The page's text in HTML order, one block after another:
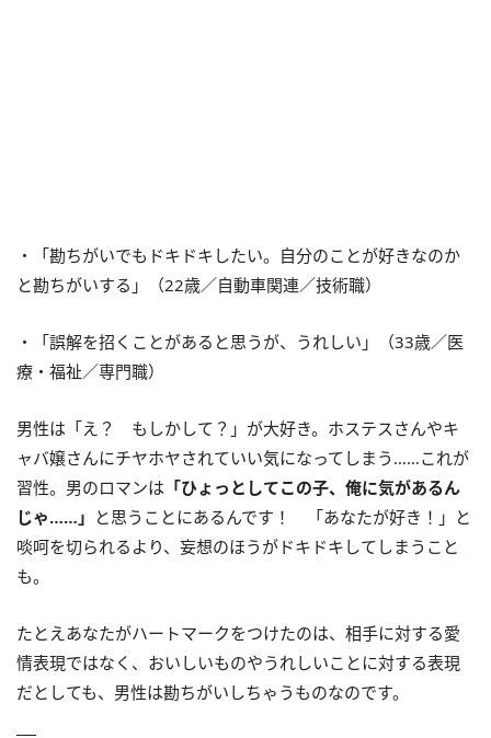
・「勘ちがいでもドキドキしたい。自分のことが好きなのか
と勘ちがいする」（22歳／自動車関連／技術職）
・「誤解を招くことがあると思うが、うれしい」（33歳／医
療・福祉／専門職）
男性は「え？ もしかして？」が大好き。ホステスさんやキ
ャバ嬢さんにチヤホヤされていい気になってしまう……これが
習性。男のロマンは 「ひょっとしてこの子、俺に気があるん
じゃ……」 と思うことにあるんです！ 「あなたが好き！」と
啖呵を切られるより、妄想のほうがドキドキしてしまうこと
も。
たとえあなたがハートマークをつけたのは、相手に対する愛
情表現ではなく、おいしいものやうれしいことに対する表現
だとしても、男性は勘ちがいしちゃうものなのです。